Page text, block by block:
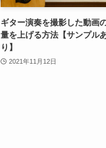
ギター演奏を撮影した動画
量を上げる方法【サンプル
り】
2021年11月12日